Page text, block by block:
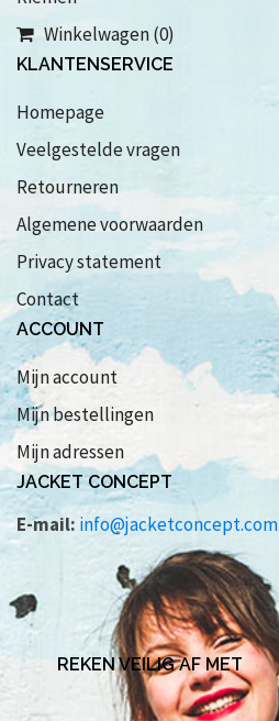
Winkelwagen (0)
KLANTENSERVICE
Homepage
Veelgestelde vragen
Retourneren
Algemene voorwaarden
Privacy statement
Contact
ACCOUNT
Mijn account
Mijn bestellingen
Mijn adressen
JACKET CONCEPT
E-mail: info@jacketconcept.com
REKEN VEILIG AF MET